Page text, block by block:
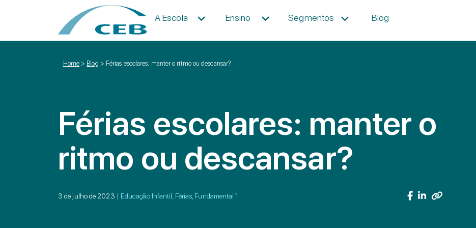
A Escola Ensino Segmentos Blog
Home> Blog > Férias escolares: manter o ritmo ou descansar?
Férias escolares: manter o
ritmo ou descansar?
3 de julho de 2023 | Educação Infantil, Férias, Fundamental 1